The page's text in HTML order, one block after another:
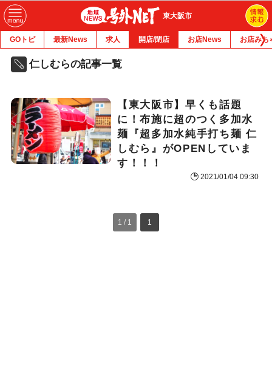
東大阪市
GOトピ 最新News 求人 開店/閉店 お店News お店みち
仁しむらの記事一覧
【東大阪市】早くも話題
に！布施に超のつく多加水
麺『超多加水純手打ち麺 仁
しむら』がOPENしていま
す！！！
2021/01/04 09:30
1 / 1 1